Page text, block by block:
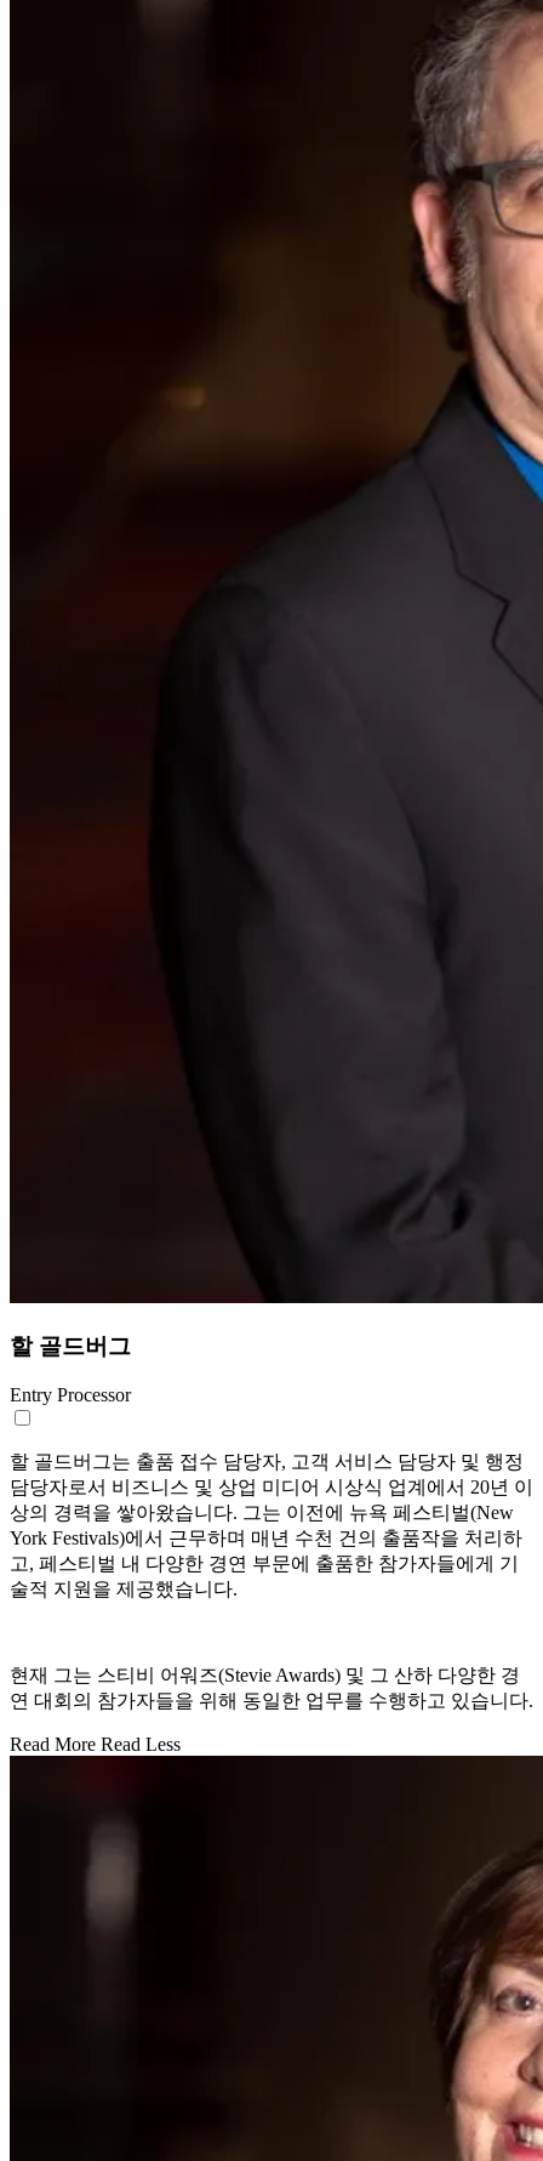
할 골드버그
Entry Processor
할 골드버그는 출품 접수 담당자, 고객 서비스 담당자 및 행정
담당자로서 비즈니스 및 상업 미디어 시상식 업계에서 20년 이
상의 경력을 쌓아왔습니다. 그는 이전에 뉴욕 페스티벌(New
York Festivals)에서 근무하며 매년 수천 건의 출품작을 처리하
고, 페스티벌 내 다양한 경연 부문에 출품한 참가자들에게 기
술적 지원을 제공했습니다.
현재 그는 스티비 어워즈(Stevie Awards) 및 그 산하 다양한 경
연 대회의 참가자들을 위해 동일한 업무를 수행하고 있습니다.
Read More Read Less